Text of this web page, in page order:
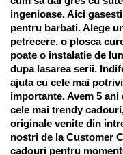
ingenioase. Aici
pentru barbati. Alege
petrecere, o plosca
poate o instalatie de
dupa lasarea serii.
ajuta cu cele mai
importante. Avem 5
cele mai trendy
originale venite din
nostri de la Customer
cadouri pentru